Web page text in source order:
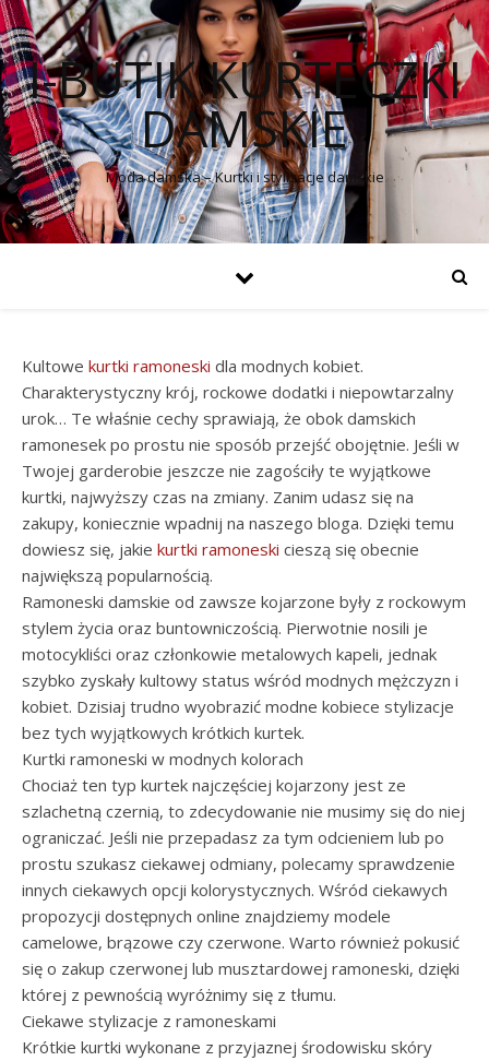
I-BUTIK KURTECZKI
DAMSKIE
Moda damska – Kurtki i stylizacje damskie
Kultowe kurtki ramoneski dla modnych kobiet.
Charakterystyczny krój, rockowe dodatki i niepowtarzalny
urok… Te właśnie cechy sprawiają, że obok damskich
ramonesek po prostu nie sposób przejść obojętnie. Jeśli w
Twojej garderobie jeszcze nie zagościły te wyjątkowe
kurtki, najwyższy czas na zmiany. Zanim udasz się na
zakupy, koniecznie wpadnij na naszego bloga. Dzięki temu
dowiesz się, jakie kurtki ramoneski cieszą się obecnie
największą popularnością.
Ramoneski damskie od zawsze kojarzone były z rockowym
stylem życia oraz buntowniczością. Pierwotnie nosili je
motocykliści oraz członkowie metalowych kapeli, jednak
szybko zyskały kultowy status wśród modnych mężczyzn i
kobiet. Dzisiaj trudno wyobrazić modne kobiece stylizacje
bez tych wyjątkowych krótkich kurtek.
Kurtki ramoneski w modnych kolorach
Chociaż ten typ kurtek najczęściej kojarzony jest ze
szlachetną czernią, to zdecydowanie nie musimy się do niej
ograniczać. Jeśli nie przepadasz za tym odcieniem lub po
prostu szukasz ciekawej odmiany, polecamy sprawdzenie
innych ciekawych opcji kolorystycznych. Wśród ciekawych
propozycji dostępnych online znajdziemy modele
camelowe, brązowe czy czerwone. Warto również pokusić
się o zakup czerwonej lub musztardowej ramoneski, dzięki
której z pewnością wyróżnimy się z tłumu.
Ciekawe stylizacje z ramoneskami
Krótkie kurtki wykonane z przyjaznej środowisku skóry